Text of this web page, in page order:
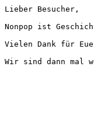
Lieber Besucher,
Nonpop ist
Vielen Dank für
Wir sind dann mal